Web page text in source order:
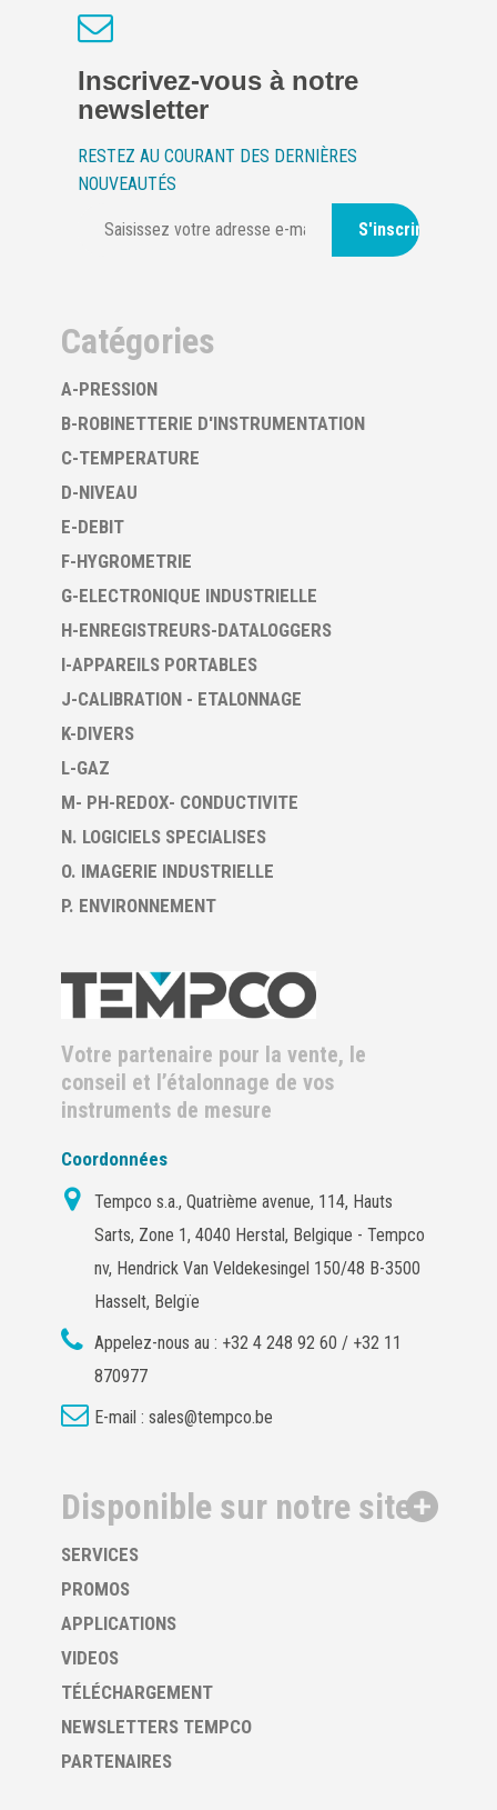
Inscrivez-vous à notre
newsletter
RESTEZ AU COURANT DES DERNIÈRES
NOUVEAUTÉS
S'inscrire
Catégories
A-PRESSION
B-ROBINETTERIE D'INSTRUMENTATION
C-TEMPERATURE
D-NIVEAU
E-DEBIT
F-HYGROMETRIE
G-ELECTRONIQUE INDUSTRIELLE
H-ENREGISTREURS-DATALOGGERS
I-APPAREILS PORTABLES
J-CALIBRATION - ETALONNAGE
K-DIVERS
L-GAZ
M- PH-REDOX- CONDUCTIVITE
N. LOGICIELS SPECIALISES
O. IMAGERIE INDUSTRIELLE
P. ENVIRONNEMENT
Votre partenaire pour la vente, le
conseil et l’étalonnage de vos
instruments de mesure
Coordonnées
Tempco s.a., Quatrième avenue, 114, Hauts
Sarts, Zone 1, 4040 Herstal, Belgique - Tempco
nv, Hendrick Van Veldekesingel 150/48 B-3500
Hasselt, Belgïe
Appelez-nous au : +32 4 248 92 60 / +32 11
870977
E-mail : sales@tempco.be
Disponible sur notre site
SERVICES
PROMOS
APPLICATIONS
VIDEOS
TÉLÉCHARGEMENT
NEWSLETTERS TEMPCO
PARTENAIRES